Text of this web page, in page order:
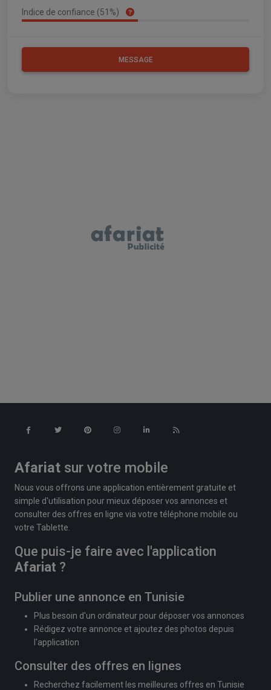
Indice de confiance (51%)
MESSAGE
Afariat sur votre mobile
Nous vous offrons une application entièrement gratuite et
simple d'utilisation pour mieux déposer vos annonces et
consulter des offres en ligne via votre téléphone mobile ou
votre Tablette.
Que puis-je faire avec l'application
Afariat ?
Publier une annonce en Tunisie
Plus besoin d'un ordinateur pour déposer vos annonces
Rédigez votre annonce et ajoutez des photos depuis
l'application
Consulter des offres en lignes
Recherchez facilement les meilleures offres en Tunisie